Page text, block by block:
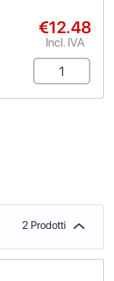
€12.48
Incl. IVA
2 Prodotti